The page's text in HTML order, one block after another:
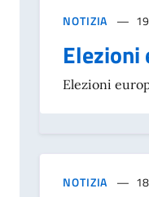
NOTIZIA
Elezioni
Elezioni
NOTIZIA